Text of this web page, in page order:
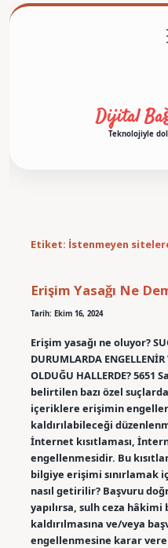
Dijital
Teknolojiyle
Etiket: İstenmeyen
Erişim Yasağı Ne
Tarih: Ekim 16, 2024
Erişim yasağı ne oluyor?
DURUMLARDA
OLDUĞU HALLERDE? 5651
belirtilen bazı özel
içeriklere erişimin
kaldırılabileceği
İnternet kısıtlaması,
engellenmesidir. Bu
bilgiye erişimi sınırlamak
nasıl getirilir? Başvuru
yapılırsa, sulh ceza
kaldırılmasına ve/veya
engellenmesine karar